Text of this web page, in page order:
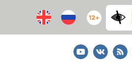
12+
YoutubeВКонтакте
RSS